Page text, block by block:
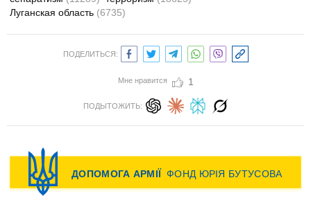
Луганская область (6735)
ПОДЕЛИТЬСЯ:
Мне нравится 1
ПОДЫТОЖИТЬ: